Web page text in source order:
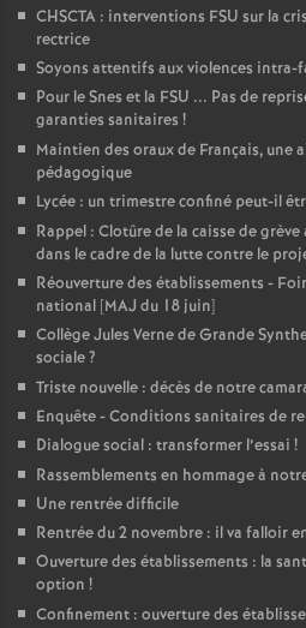
CHSCTA : interventions FSU sur la
rectrice
Soyons attentifs aux violences intra-
Pour le Snes et la FSU ... Pas de
garanties sanitaires !
Maintien des oraux de Français, une
pédagogique
Lycée : un trimestre confiné peut-il
Rappel : Clotûre de la caisse de grève
dans le cadre de la lutte contre le
Réouverture des établissements -
national [MAJ du 18 juin]
Collège Jules Verne de Grande
sociale?
Triste nouvelle : décès de notre
Enquête - Conditions sanitaires de
Dialogue social : transformer l’essai !
Rassemblements en hommage à
Une rentrée difficile
Rentrée du 2 novembre : il va falloir
Ouverture des établissements : la
option !
Confinement : ouverture des